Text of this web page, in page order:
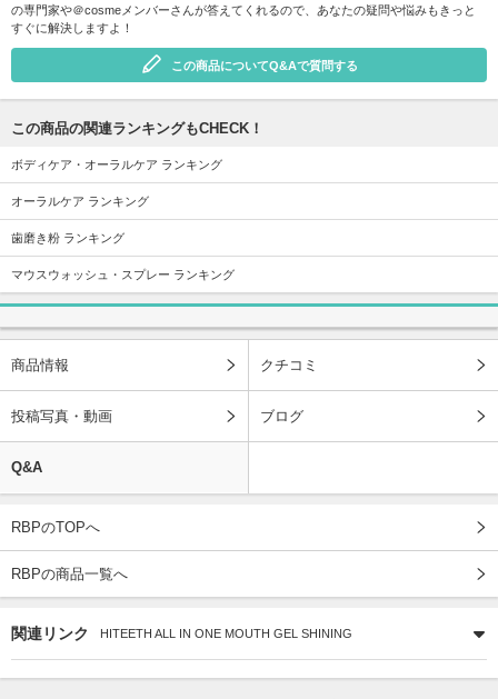
の専門家や＠cosmeメンバーさんが答えてくれるので、あなたの疑問や悩みもきっと
すぐに解決しますよ！
この商品についてQ&Aで質問する
この商品の関連ランキングもCHECK！
ボディケア・オーラルケア ランキング
オーラルケア ランキング
歯磨き粉 ランキング
マウスウォッシュ・スプレー ランキング
商品情報 クチコミ
投稿写真・動画 ブログ
Q&A
RBPのTOPへ
RBPの商品一覧へ
関連リンク HITEETH ALL IN ONE MOUTH GEL SHINING